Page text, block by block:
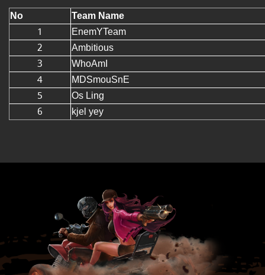
No
Team Name
1
EnemYTeam
2
Ambitious
3
WhoAmI
4
MDSmouSnE
5
Os Ling
6
kjel yey